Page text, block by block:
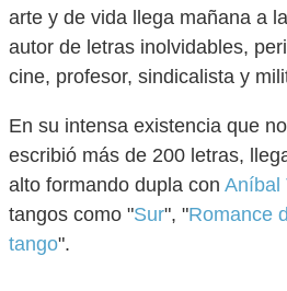
arte y de vida llega mañana a
autor de letras inolvidables,
cine, profesor, sindicalista y
En su intensa existencia que
escribió más de 200 letras,
alto formando dupla con Aníbal
tangos como "Sur", "Romance
tango".